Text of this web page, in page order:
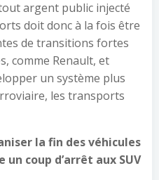
argent public injecté
doit donc à la fois être
de transitions fortes
comme Renault, et
un système plus
les transports
la fin des véhicules
coup d’arrêt aux SUV